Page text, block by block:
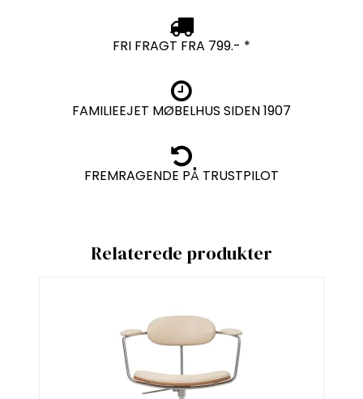
FRI FRAGT FRA 799.- *
FAMILIEEJET MØBELHUS SIDEN 1907
FREMRAGENDE PÅ TRUSTPILOT
Relaterede produkter